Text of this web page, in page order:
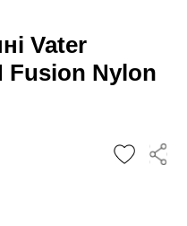
Vater
Fusion Nylon